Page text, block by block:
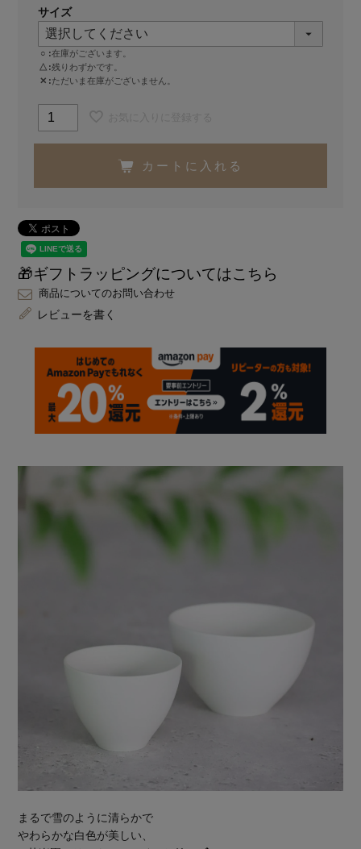
サイズ
○
在庫がございます。
△ 残りわずかです。
✕
ただいま在庫がございません。
カートに入れる
🎁ギフトラッピングについてはこちら
商品についてのお問い合わせ
レビューを書く
まるで雪のように清らかで
やわらかな白色が美しい、